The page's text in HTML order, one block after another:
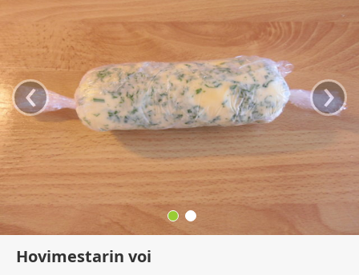
‹ ›
Hovimestarin voi